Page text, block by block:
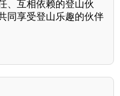
、互相依赖的登山伙
同享受登山乐趣的伙伴